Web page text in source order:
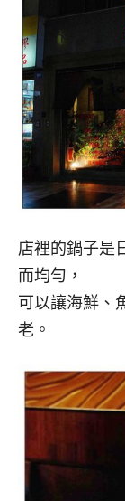
店裡的鍋子是
而均勻，
可以讓海鮮、
老。